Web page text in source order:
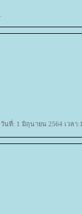
วันที่: 1 มิถุนายน 2564 เวลา